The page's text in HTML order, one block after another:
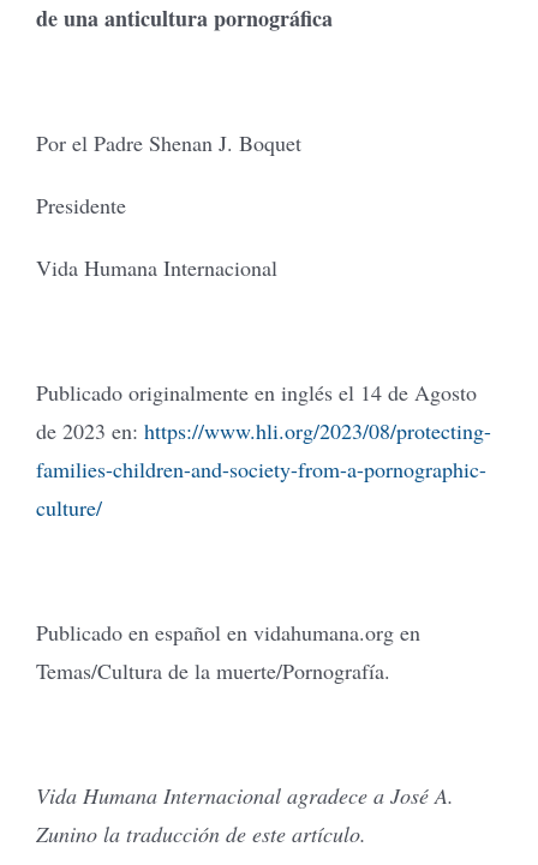
de una anticultura pornográfica
Por el Padre Shenan J. Boquet
Presidente
Vida Humana Internacional
Publicado originalmente en inglés el 14 de Agosto
de 2023 en: https://www.hli.org/2023/08/protecting-
families-children-and-society-from-a-pornographic-
culture/
Publicado en español en vidahumana.org en
Temas/Cultura de la muerte/Pornografía.
Vida Humana Internacional agradece a José A.
Zunino la traducción de este artículo.